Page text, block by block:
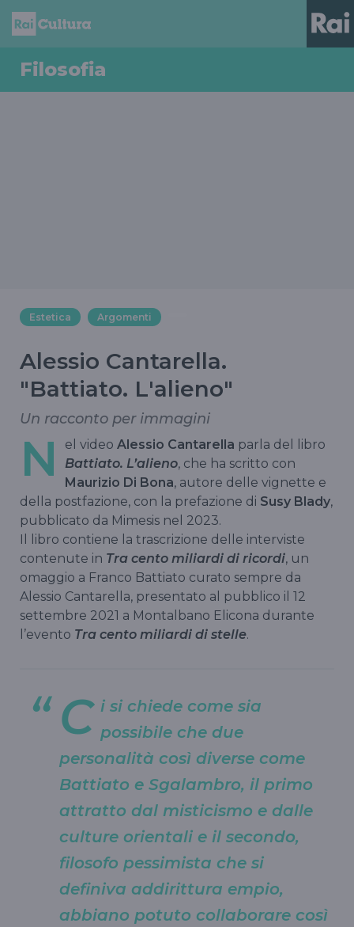
Filosofia
Estetica Argomenti
Alessio Cantarella.
"Battiato. L'alieno"
Un racconto per immagini
N el video Alessio Cantarella parla del libro
Battiato. L’alieno, che ha scritto con
Maurizio Di Bona, autore delle vignette e
della postfazione, con la prefazione di Susy Blady,
pubblicato da Mimesis nel 2023.
Il libro contiene la trascrizione delle interviste
contenute in Tra cento miliardi di ricordi, un
omaggio a Franco Battiato curato sempre da
Alessio Cantarella, presentato al pubblico il 12
settembre 2021 a Montalbano Elicona durante
l’evento Tra cento miliardi di stelle.
C i si chiede come sia
possibile che due
personalità così diverse come
Battiato e Sgalambro, il primo
attratto dal misticismo e dalle
culture orientali e il secondo,
filosofo pessimista che si
definiva addirittura empio,
abbiano potuto collaborare così